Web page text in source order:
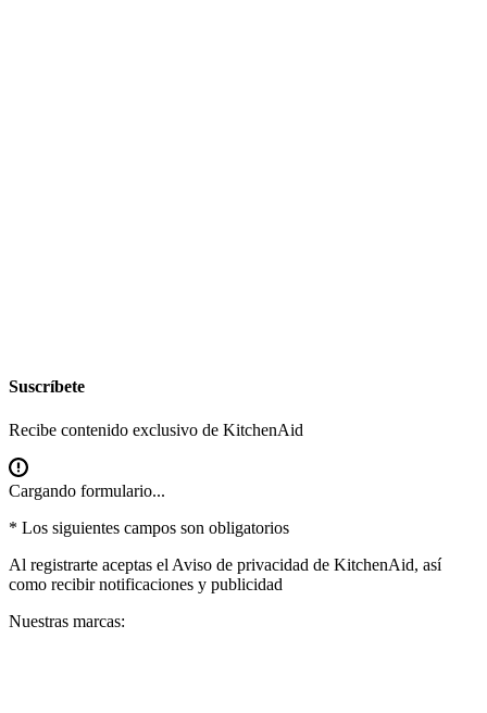
Suscríbete
Recibe contenido exclusivo de KitchenAid
Cargando formulario...
* Los siguientes campos son obligatorios
Al registrarte aceptas el Aviso de privacidad de KitchenAid, así
como recibir notificaciones y publicidad
Nuestras marcas: